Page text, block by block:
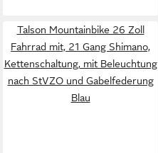
Talson Mountainbike 26 Zoll
Fahrrad mit, 21 Gang Shimano,
Kettenschaltung, mit Beleuchtung
nach StVZO und Gabelfederung
Blau